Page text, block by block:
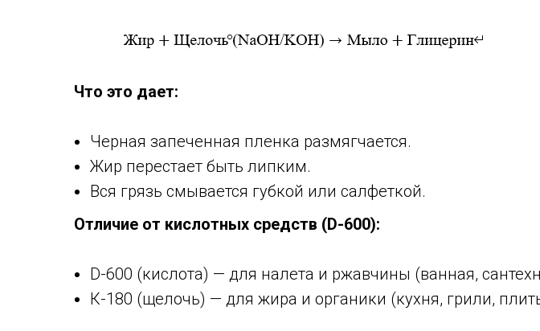
Что это дает:
Черная запеченная пленка размягчается.
Жир перестает быть липким.
Вся грязь смывается губкой или салфеткой.
Отличие от кислотных средств (D-600):
D-600 (кислота) — для налета и ржавчины (ванная,
К-180 (щелочь) — для жира и органики (кухня, грили,